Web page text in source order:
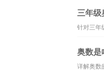
三年级
针对三年
奥数是
详解奥数